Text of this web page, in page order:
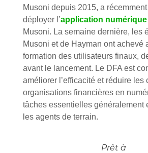
Musoni depuis 2015, a
déployer l’application
Musoni. La semaine dernière, les
Musoni et de Hayman ont achevé
formation des utilisateurs finaux,
avant le lancement. Le DFA est
améliorer l’efficacité et réduire les
organisations financières en
tâches essentielles généralement
les agents de terrain.
Prêt à